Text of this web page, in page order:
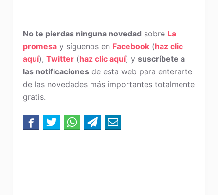
No te pierdas ninguna novedad sobre La
promesay síguenos en Facebook(haz clic
aquí), Twitter(haz clic aquí) y suscríbete a
las notificacionesde esta web para enterarte
de las novedades más importantes totalmente
gratis.